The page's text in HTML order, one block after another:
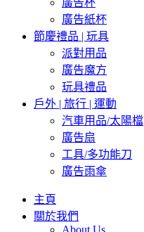
廣告紙杯
節慶禮品 | 玩具
派對用品
廣告魔方
玩具禮品
戶外 | 旅行 | 運動
汽車用品/太陽檔
廣告扇
工具/多功能刀
廣告雨傘
主頁
關於我們
About Us